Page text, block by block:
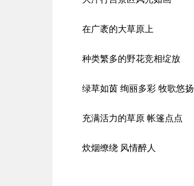
在广袤的大草原上
种类繁多的野花竞相绽放
绿草如茵 绚丽多彩 牧歌悠扬
充满活力的草原 帐篷点点
炊烟缭绕 风情醉人